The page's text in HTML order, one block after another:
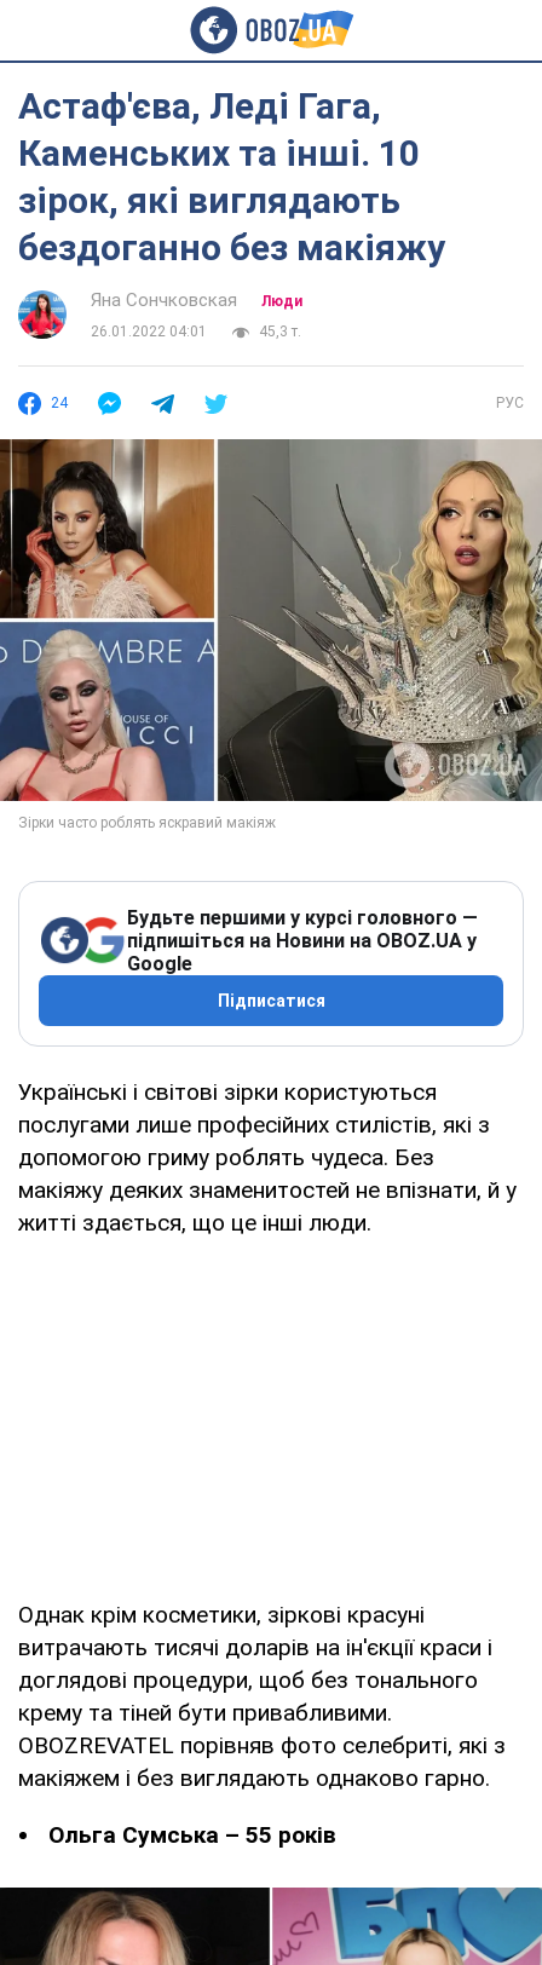
Астаф'єва, Леді Гага,
Каменських та інші. 10
зірок, які виглядають
бездоганно без макіяжу
Яна Сончковская
Люди
26.01.2022 04:01
45,3 т.
24 РУС
Будьте першими у курсі головного —
підпишіться на Новини на OBOZ.UA у
Google
Підписатися
Українські і світові зірки користуються
послугами лише професійних стилістів, які з
допомогою гриму роблять чудеса. Без
макіяжу деяких знаменитостей не впізнати, й у
житті здається, що це інші люди.
Однак крім косметики, зіркові красуні
витрачають тисячі доларів на ін'єкції краси і
доглядові процедури, щоб без тонального
крему та тіней бути привабливими.
OBOZREVATEL порівняв фото селебриті, які з
макіяжем і без виглядають однаково гарно.
Ольга Сумська – 55 років